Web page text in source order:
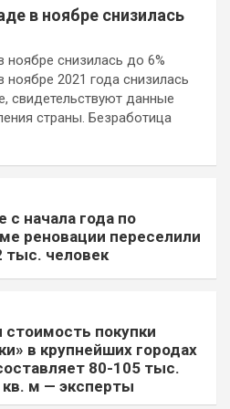
в ноябре снизилась
ноябре снизилась до 6%
2021 года снизилась
свидетельствуют данные
страны. Безработица
с начала года по
реновации переселили
тыс. человек
стоимость покупки
в крупнейших городах
80-105 тыс.
кв. м — эксперты